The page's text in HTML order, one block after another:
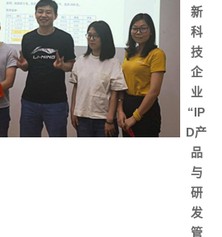
新
科
技
企
业
“IP
D产
品
与
研
发
管